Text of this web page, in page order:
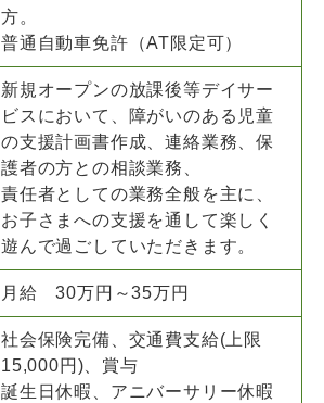
方。
普通自動車免許（AT限定可）
新規オープンの放課後等デイサー
ビスにおいて、障がいのある児童
の支援計画書作成、連絡業務、保
護者の方との相談業務、
責任者としての業務全般を主に、
お子さまへの支援を通して楽しく
遊んで過ごしていただきます。
月給 30万円～35万円
社会保険完備、交通費支給(上限
15,000円)、賞与
誕生日休暇、アニバーサリー休暇